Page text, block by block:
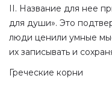
II. Название для нее
для души». Это
люди ценили умные
их записывать и
Греческие корни